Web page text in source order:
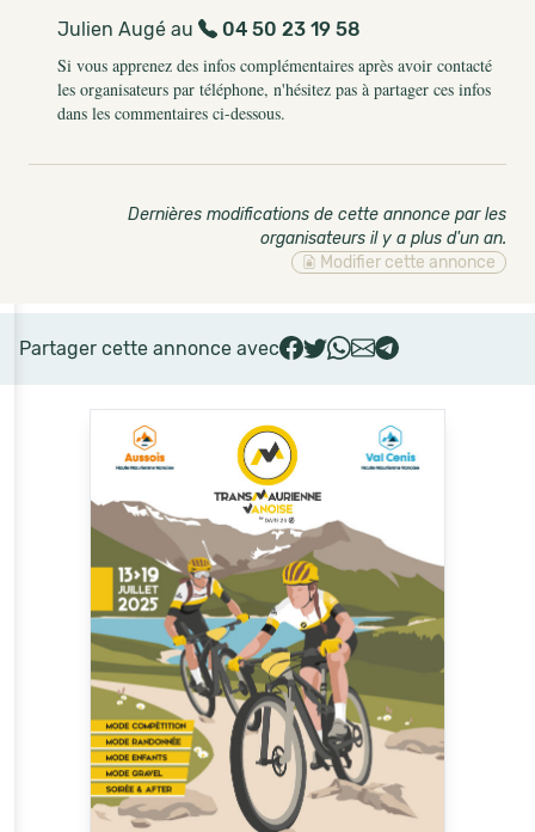
Julien Augé au
04 50 23 19 58
Si vous apprenez des infos complémentaires après avoir contacté
les organisateurs par téléphone, n'hésitez pas à partager ces infos
dans les commentaires ci-dessous.
Dernières modifications de cette annonce par les
organisateurs il y a plus d'un an.
Modifier cette annonce
Partager cette annonce avec